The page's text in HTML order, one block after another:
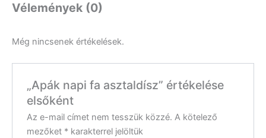
Vélemények (0)
Még nincsenek értékelések.
„Apák napi fa asztaldísz” értékelése
elsőként
Az e-mail címet nem tesszük közzé. A kötelező
mezőket * karakterrel jelöltük